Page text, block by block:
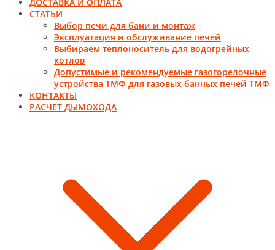
СТАТЬИ
Выбор печи для бани и монтаж
Эксплуатация и обслуживание печей
Выбираем теплоноситель для водогрейных
котлов
Допустимые и рекомендуемые газогорелочные
устройства ТМФ для газовых банных печей ТМФ
КОНТАКТЫ
РАСЧЕТ ДЫМОХОДА